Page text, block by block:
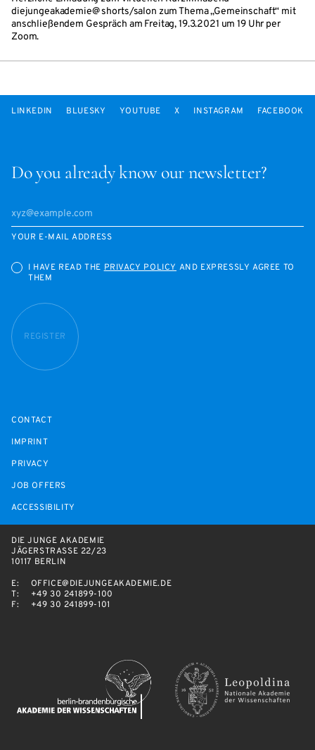
diejungeakademie@ shorts/salon zum Thema „Gemeinschaft“ mit
anschließendem Gespräch am Freitag, 19.3.2021 um 19 Uhr per
Zoom.
Do you already know our newsletter?
YOUR E-MAIL ADDRESS
I HAVE READ THE PRIVACY POLICY AND EXPRESSLY AGREE TO
THEM
REGISTER
LINKEDIN BLUESKY YOUTUBE X INSTAGRAM FACEBOOK
CONTACT
IMPRINT
PRIVACY
JOB OFFERS
ACCESSIBILITY
DIE JUNGE AKADEMIE
JÄGERSTRASSE 22/23
10117 BERLIN
E:
OFFICE@DIEJUNGEAKADEMIE.DE
T:
+49 30 241899-100
F:
+49 30 241899-101